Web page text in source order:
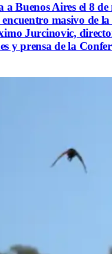
a Buenos Aires el 8
masivo de la
Jurcinovic,
y prensa de la